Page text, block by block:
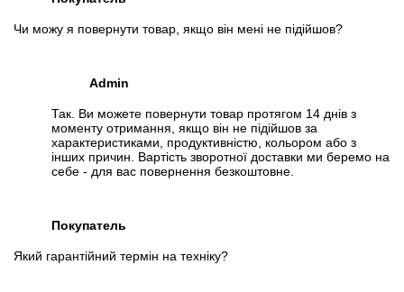
Чи можу я повернути товар, якщо він мені не підійшов?
Admin
Так. Ви можете повернути товар протягом 14 днів з
моменту отримання, якщо він не підійшов за
характеристиками, продуктивністю, кольором або з
інших причин. Вартість зворотної доставки ми беремо на
себе - для вас повернення безкоштовне.
Покупатель
Який гарантійний термін на техніку?